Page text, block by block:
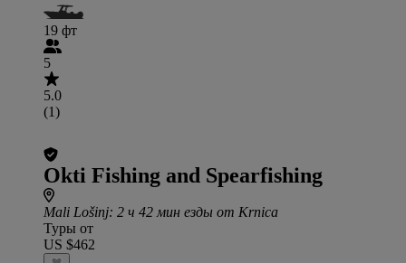
19 фт
5
5.0
(1)
Okti Fishing and Spearfishing
Mali Lošinj: 2 ч 42 мин езды от Krnica
Туры от
US $462